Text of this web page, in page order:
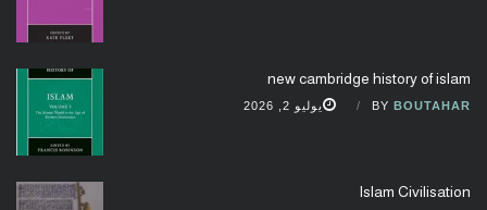
new cambridge history of islam
BY BOUTAHAR يوليو 2, 2026
Islam Civilisation